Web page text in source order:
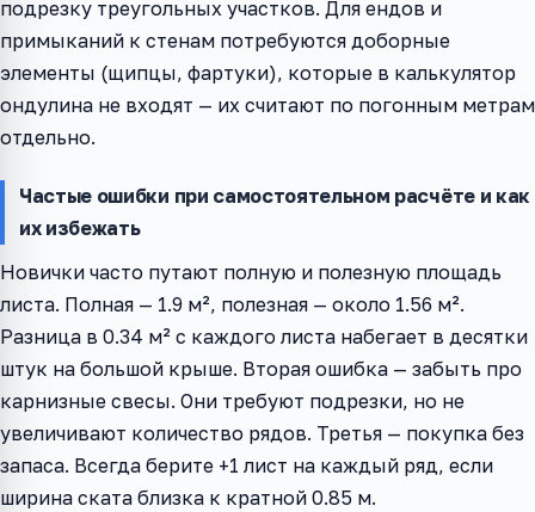
подрезку треугольных участков. Для ендов и
примыканий к стенам потребуются доборные
элементы (щипцы, фартуки), которые в калькулятор
ондулина не входят — их считают по погонным метрам
отдельно.
Частые ошибки при самостоятельном расчёте и как
их избежать
Новички часто путают полную и полезную площадь
листа. Полная — 1.9 м², полезная — около 1.56 м².
Разница в 0.34 м² с каждого листа набегает в десятки
штук на большой крыше. Вторая ошибка — забыть про
карнизные свесы. Они требуют подрезки, но не
увеличивают количество рядов. Третья — покупка без
запаса. Всегда берите +1 лист на каждый ряд, если
ширина ската близка к кратной 0.85 м.